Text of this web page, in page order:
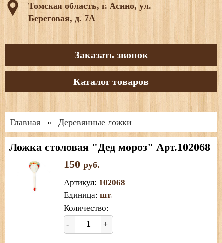
Томская область, г. Асино, ул.
Береговая, д. 7А
Заказать звонок
Каталог товаров
Главная » Деревянные ложки
Ложка столовая "Дед мороз" Арт.102068
150 руб.
Артикул: 102068
Единица: шт.
Количество:
- +